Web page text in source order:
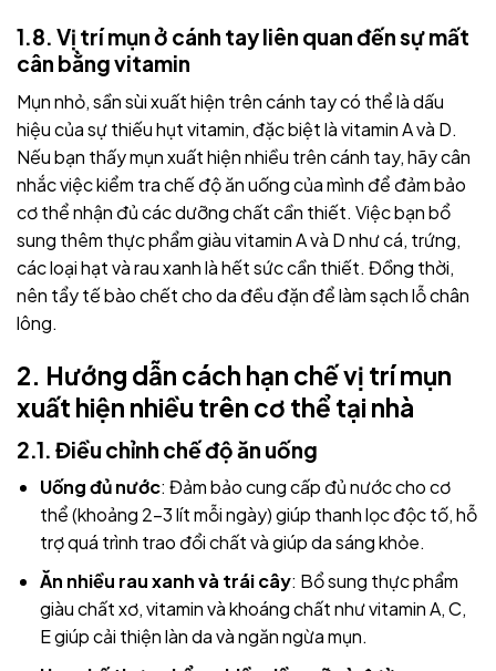
1.8. Vị trí mụnở cánh tay liên quan đến sự mất
cân bằng vitamin
Mụn nhỏ, sần sùi xuất hiện trên cánh tay có thể là dấu
hiệu của sự thiếu hụt vitamin, đặc biệt là vitamin A và D.
Nếu bạn thấy mụn xuất hiện nhiều trên cánh tay, hãy cân
nhắc việc kiểm tra chế độ ăn uống của mình để đảm bảo
cơ thể nhận đủ các dưỡng chất cần thiết. Việc bạnbổ
sung thêm thực phẩm giàu vitamin A và D như cá, trứng,
các loại hạt và rau xanh là hết sức cần thiết. Đồng thời,
nên tẩy tế bào chết cho da đều đặn để làm sạch lỗ chân
lông.
2. Hướng dẫn cách hạn chế vị trí mụn
xuất hiện nhiều trên cơ thể tại nhà
2.1. Điều chỉnh chế độ ăn uống
Uống đủ nước: Đảm bảo cung cấp đủ nước cho cơ
thể (khoảng 2-3 lít mỗi ngày) giúp thanh lọc độc tố, hỗ
trợ quá trình trao đổi chất và giúp da sáng khỏe.
Ăn nhiều rau xanh và trái cây: Bổ sung thực phẩm
giàu chất xơ, vitamin và khoáng chất như vitamin A, C,
E giúp cải thiện làn da và ngăn ngừa mụn.